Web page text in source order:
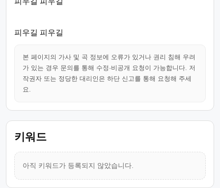
피우길 피우길
본 페이지의 가사 및 곡 정보에 오류가 있거나 권리 침해 우려
가 있는 경우 문의를 통해 수정·비공개 요청이 가능합니다. 저
작권자 또는 정당한 대리인은 하단 신고를 통해 요청해 주세
요.
키워드
아직 키워드가 등록되지 않았습니다.